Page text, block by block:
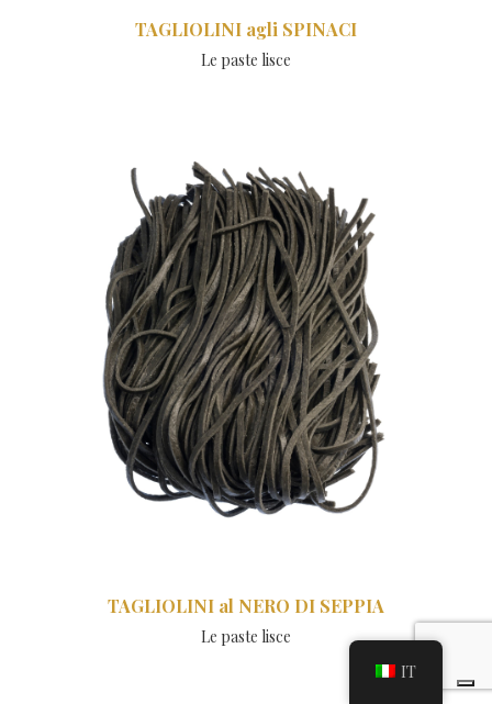
TAGLIOLINI agli SPINACI
Le paste lisce
TAGLIOLINI al NERO DI SEPPIA
Le paste lisce
IT